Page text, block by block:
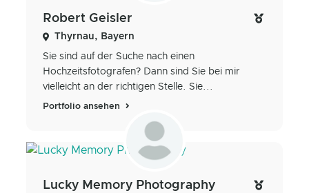
Robert Geisler
Thyrnau, Bayern
Sie sind auf der Suche nach einen
Hochzeitsfotografen? Dann sind Sie bei mir
vielleicht an der richtigen Stelle. Sie...
Portfolio ansehen
Lucky Memory Photography